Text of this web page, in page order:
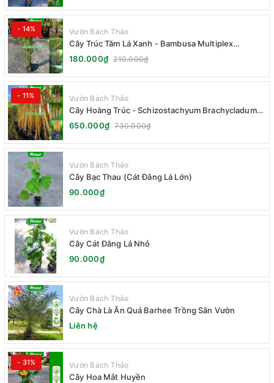
- 14% Vườn Bách Thảo
Cây Trúc Tăm Lá Xanh - Bambusa Multiplex
Fernleaf
180.000₫ 210.000₫
- 11% Vườn Bách Thảo
Cây Hoàng Trúc - Schizostachyum Brachycladum
Yello
650.000₫ 730.000₫
Vườn Bách Thảo
Cây Bạc Thau (Cát Đằng Lá Lớn)
90.000₫
Vườn Bách Thảo
Cây Cát Đằng Lá Nhỏ
90.000₫
Vườn Bách Thảo
Cây Chà Là Ăn Quả Barhee Trồng Sân Vườn
Liên hệ
- 31% Vườn Bách Thảo
Cây Hoa Mắt Huyền